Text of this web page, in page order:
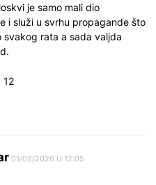
je samo mali dio
i služi u svrhu propagande što
svakog rata a sada valjda
12
01/02/2026 U 12:05